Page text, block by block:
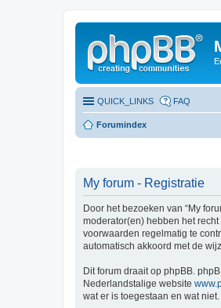
QUICK_LINKS FAQ
Forumindex
My forum - Registratie
Door het bezoeken van “My
moderator(en) hebben het
voorwaarden regelmatig te
automatisch akkoord met de
Dit forum draait op phpBB.
Nederlandstalige website
wat er is toegestaan en wat